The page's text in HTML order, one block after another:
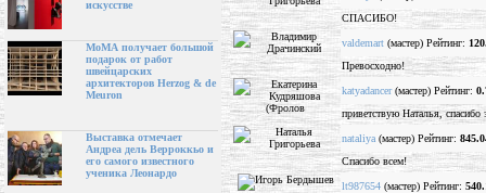
искусстве
МоМА получает большой
подарок от работ
швейцарских
архитекторов Herzog & de
Meuron
Выставка отмечает
Андреа дель Верроккьо и
его самого известного
ученика Леонардо
СПАСИБО!
valdemart (мастер) Рейтинг:
Превосходно!
katyadancer(мастер) Рейтинг:
приветствую Наталья, спасибо
nataliya (мастер) Рейтинг:
Спасибо всем!
lt987654 (мастер) Рейтинг: